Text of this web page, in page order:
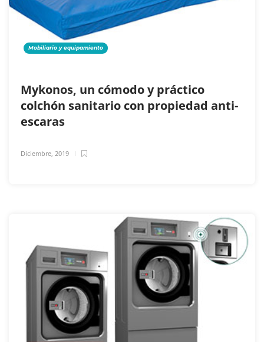
Mobiliario y equipamiento
Mykonos, un cómodo y práctico
colchón sanitario con propiedad anti-
escaras
Diciembre, 2019